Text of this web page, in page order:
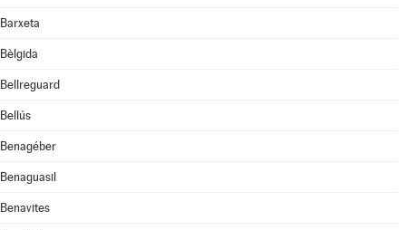
Barxeta
Bèlgida
Bellreguard
Bellús
Benagéber
Benaguasil
Benavites